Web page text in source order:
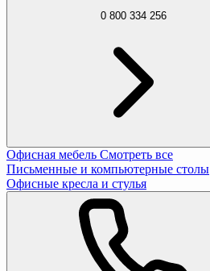
0 800 334 256
Офисная мебель Смотреть все
Письменные и компьютерные столы
Офисные кресла и стулья